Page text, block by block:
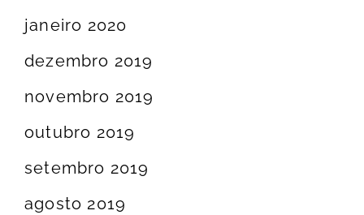
janeiro 2020
dezembro 2019
novembro 2019
outubro 2019
setembro 2019
agosto 2019